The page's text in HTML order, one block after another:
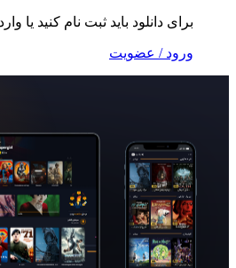
دانلود باید ثبت نام کنید یا وارد شوید
/ عضویت